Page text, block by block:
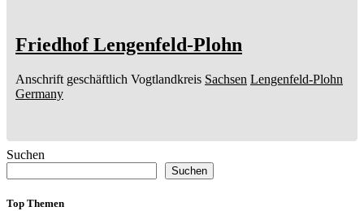
Friedhof Lengenfeld-Plohn
Anschrift geschäftlich Vogtlandkreis Sachsen Lengenfeld-Plohn
Germany
Suchen
Suchen
Top Themen